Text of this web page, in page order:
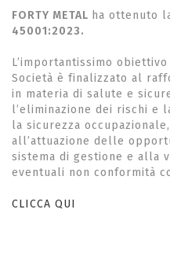
FORTY METAL ha ottenuto
45001:2023.
L’importantissimo
Società è finalizzato al
in materia di salute e
l’eliminazione dei rischi e
la sicurezza
all’attuazione delle
sistema di gestione e alla
eventuali non conformità
CLICCA QUI